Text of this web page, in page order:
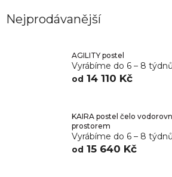
Nejprodávanější
AGILITY postel
Vyrábíme do 6 – 8 týdnů
od 14 110 Kč
KAIRA postel čelo
prostorem
Vyrábíme do 6 – 8 týdnů
od 15 640 Kč